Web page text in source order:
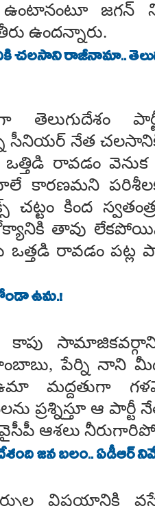
జగన్
ఉందన్నారు.
చలసాని రాజీనామా..
తెలుగుదేశం
సీనియర్ నేత
రావడం వెనుక
కారణమని
కింద
తావు
రావడం పట్ల
బోండా ఉమ.!
పేర్ని నాని
మద్దతుగా
ప్రశ్నిస్తూ ఆ
ఆశలు
జన బలం.. ఏడీఆర్
విషయానికి